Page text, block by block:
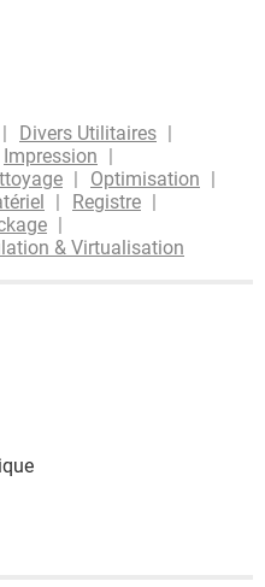
Divers Utilitaires
Impression
Optimisation
Registre
& Virtualisation